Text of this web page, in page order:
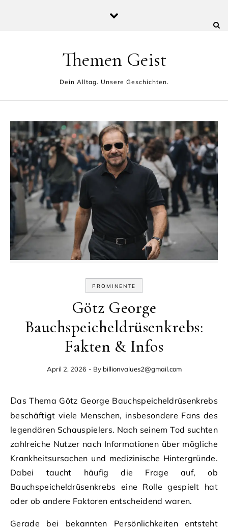
Themen Geist
Dein Alltag. Unsere Geschichten.
PROMINENTE
Götz George
Bauchspeicheldrüsenkrebs:
Fakten & Infos
April 2, 2026 - By billionvalues2@gmail.com
Das Thema Götz George Bauchspeicheldrüsenkrebs
beschäftigt viele Menschen, insbesondere Fans des
legendären Schauspielers. Nach seinem Tod suchten
zahlreiche Nutzer nach Informationen über mögliche
Krankheitsursachen und medizinische Hintergründe.
Dabei taucht häufig die Frage auf, ob
Bauchspeicheldrüsenkrebs eine Rolle gespielt hat
oder ob andere Faktoren entscheidend waren.
Gerade bei bekannten Persönlichkeiten entsteht